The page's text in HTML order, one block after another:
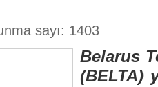
sayı: 1403
Belarus
(BELTA)